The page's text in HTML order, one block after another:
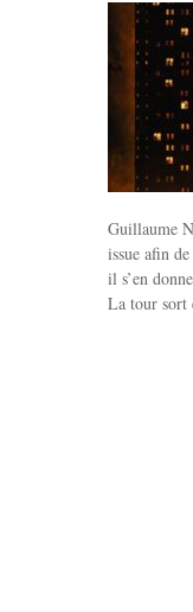
Guillaume
issue afin
il s’en
La tour sort